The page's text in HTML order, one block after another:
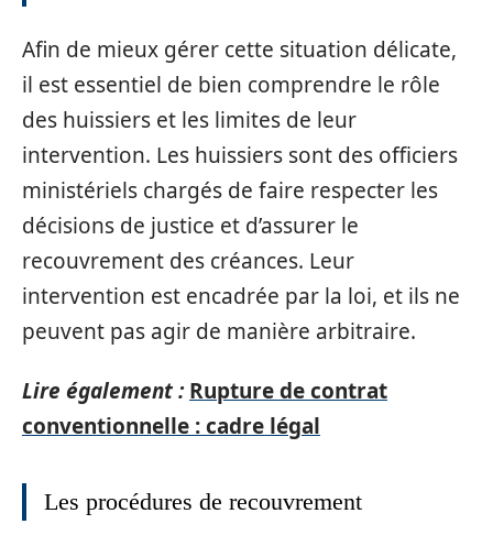
Afin de mieux gérer cette situation délicate,
il est essentiel de bien comprendre le rôle
des huissiers et les limites de leur
intervention. Les huissiers sont des officiers
ministériels chargés de faire respecter les
décisions de justice et d’assurer le
recouvrement des créances. Leur
intervention est encadrée par la loi, et ils ne
peuvent pas agir de manière arbitraire.
Lire également : Rupture de contrat
conventionnelle : cadre légal
Les procédures de recouvrement